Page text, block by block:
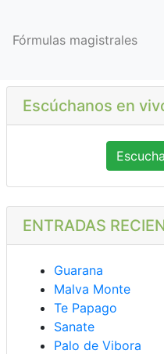
Fórmulas magistrales
Escúchanos en
ENTRADAS
Guarana
Malva Monte
Te Papago
Sanate
Palo de Vibora